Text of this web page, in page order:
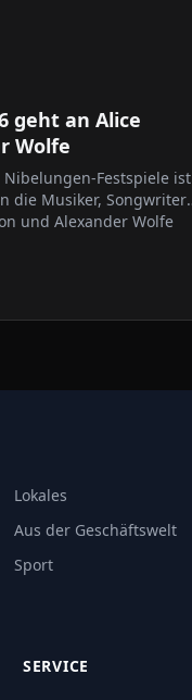
geht an Alice
Wolfe
Festspiele ist
die Musiker, Songwriter
und Alexander Wolfe
Lokales
Aus der Geschäftswelt
Sport
SERVICE